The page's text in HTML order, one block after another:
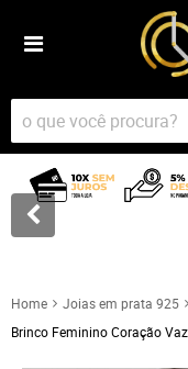
Home
Joias em prata 925
Brinco Feminino Coração